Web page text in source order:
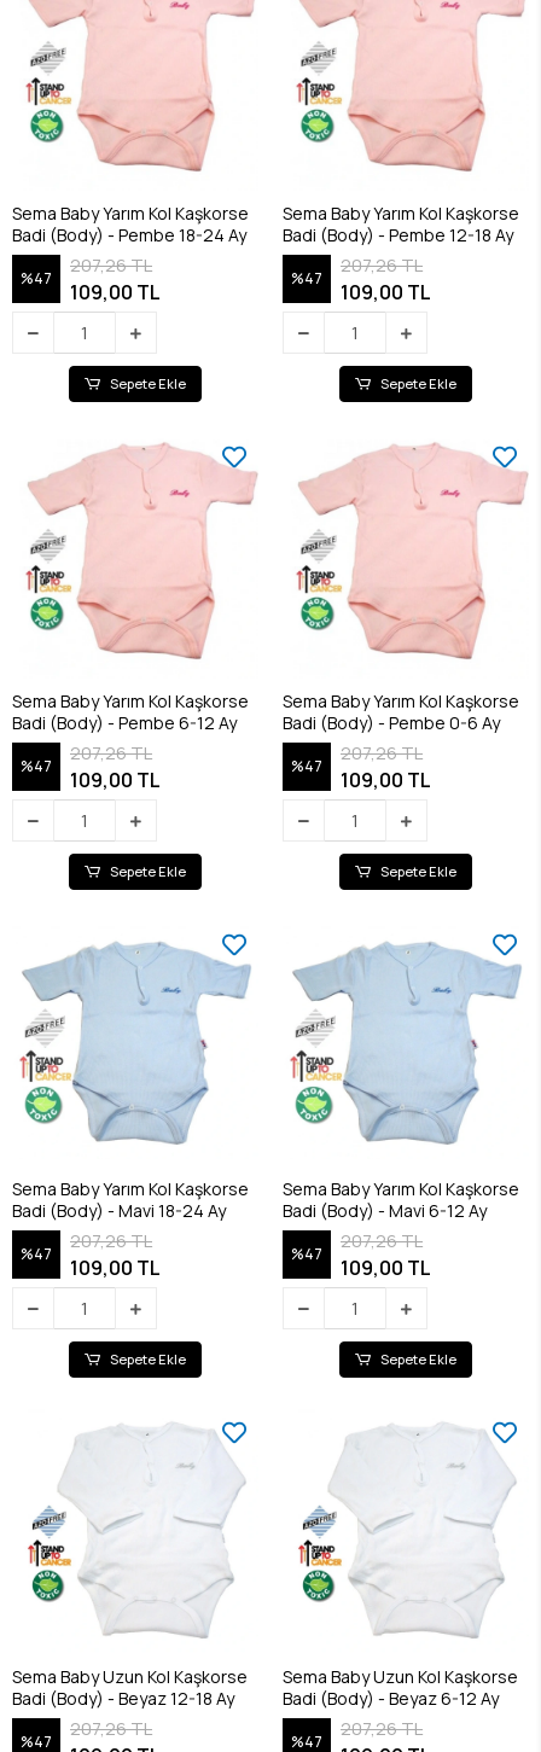
Sema Baby Yarım Kol Kaşkorse
Badi (Body) - Pembe 18-24 Ay
%47
207,26 TL
109,00 TL
Sepete Ekle
Sema Baby Yarım Kol Kaşkorse
Badi (Body) - Pembe 12-18 Ay
%47
207,26 TL
109,00 TL
Sepete Ekle
Sema Baby Yarım Kol Kaşkorse
Badi (Body) - Pembe 6-12 Ay
%47
207,26 TL
109,00 TL
Sepete Ekle
Sema Baby Yarım Kol Kaşkorse
Badi (Body) - Pembe 0-6 Ay
%47
207,26 TL
109,00 TL
Sepete Ekle
Sema Baby Yarım Kol Kaşkorse
Badi (Body) - Mavi 18-24 Ay
%47
207,26 TL
109,00 TL
Sepete Ekle
Sema Baby Yarım Kol Kaşkorse
Badi (Body) - Mavi 6-12 Ay
%47
207,26 TL
109,00 TL
Sepete Ekle
Sema Baby Uzun Kol Kaşkorse
Badi (Body) - Beyaz 12-18 Ay
%47
207,26 TL
Sema Baby Uzun Kol Kaşkorse
Badi (Body) - Beyaz 6-12 Ay
%47
207,26 TL